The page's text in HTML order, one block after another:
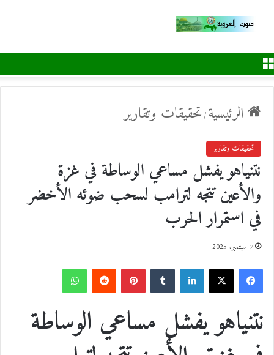
الرئيسية/تحقيقات وتقارير
تحقيقات وتقارير
نتنياهو يفشل مساعي الوساطة في غزة
والأعين تتجه لترامب لسحب ضوئه الأخضر
في استمرار الحرب
7 سبتمبر، 2025
ي
س
X
ي
ن
ي
ن
R
e
نتنياهو يفشل مساعي الوساطة